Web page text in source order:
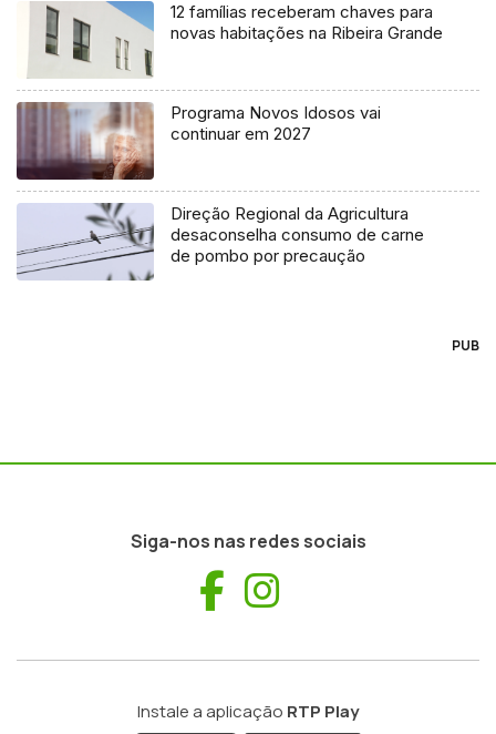
12 famílias receberam chaves para
novas habitações na Ribeira Grande
Programa Novos Idosos vai
continuar em 2027
Direção Regional da Agricultura
desaconselha consumo de carne
de pombo por precaução
PUB
Siga-nos nas redes sociais
Facebook
Instale a aplicação RTP Play